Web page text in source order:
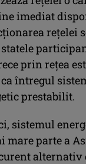
imediat
reţelei
prin reţea
întregul
prestabilit.
sistemul
mare parte a
alternativ